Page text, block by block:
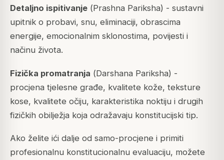
Detaljno ispitivanje (Prashna Pariksha) - sustavni
upitnik o probavi, snu, eliminaciji, obrascima
energije, emocionalnim sklonostima, povijesti i
načinu života.
Fizička promatranja (Darshana Pariksha) -
procjena tjelesne građe, kvalitete kože, teksture
kose, kvalitete očiju, karakteristika noktiju i drugih
fizičkih obilježja koja odražavaju konstitucijski tip.
Ako želite ići dalje od samo-procjene i primiti
profesionalnu konstitucionalnu evaluaciju, možete